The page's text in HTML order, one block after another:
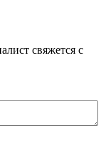
свяжется с